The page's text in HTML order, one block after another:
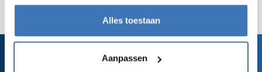
Alles toestaan
Aanpassen